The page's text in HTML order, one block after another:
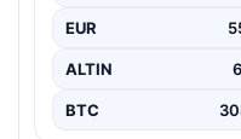
EUR
ALTIN
BTC